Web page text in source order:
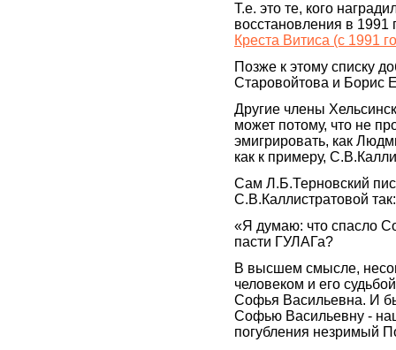
Т.е. это те, кого
восстановления в 1991
Креста Витиса (с 1991
Позже к этому списку
Старовойтова и Борис
Другие члены
может потому, что не
эмигрировать, как
как к примеру,
Сам Л.Б.Терновский
С.В.Каллистратовой так:
«Я думаю: что спасло
пасти ГУЛАГа?
В высшем смысле,
человеком и его
Софья Васильевна. И
Софью Васильевну -
погубления незримый